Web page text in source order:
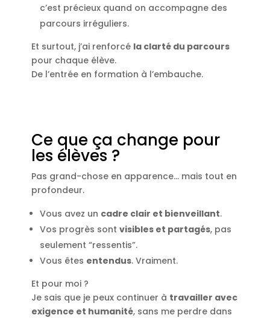
c’est précieux quand on accompagne des
parcours irréguliers.
Et surtout, j’ai renforcé la clarté du parcours
pour chaque élève.
De l’entrée en formation à l’embauche.
Ce que ça change pour
les élèves ?
Pas grand-chose en apparence… mais tout en
profondeur.
Vous avez un cadre clair et bienveillant.
Vos progrès sont visibles et partagés, pas
seulement “ressentis”.
Vous êtes entendus. Vraiment.
Et pour moi ?
Je sais que je peux continuer à travailler avec
exigence et humanité, sans me perdre dans